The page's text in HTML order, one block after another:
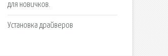
для новичков.
Установка драйверов